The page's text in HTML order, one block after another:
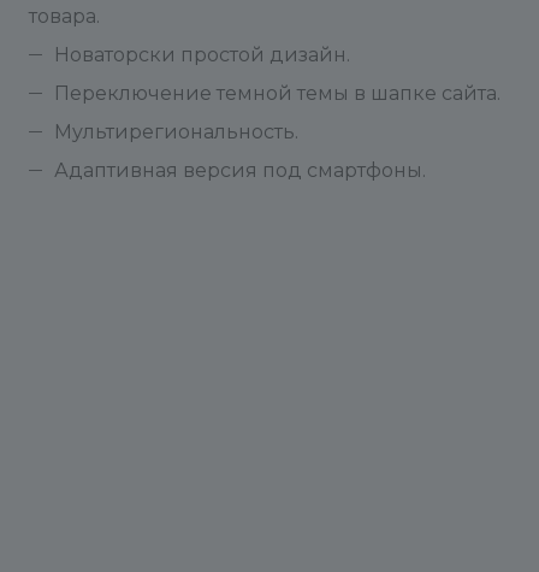
товара.
Новаторски простой дизайн.
Переключение темной темы в шапке сайта.
Мультирегиональность.
Адаптивная версия под смартфоны.